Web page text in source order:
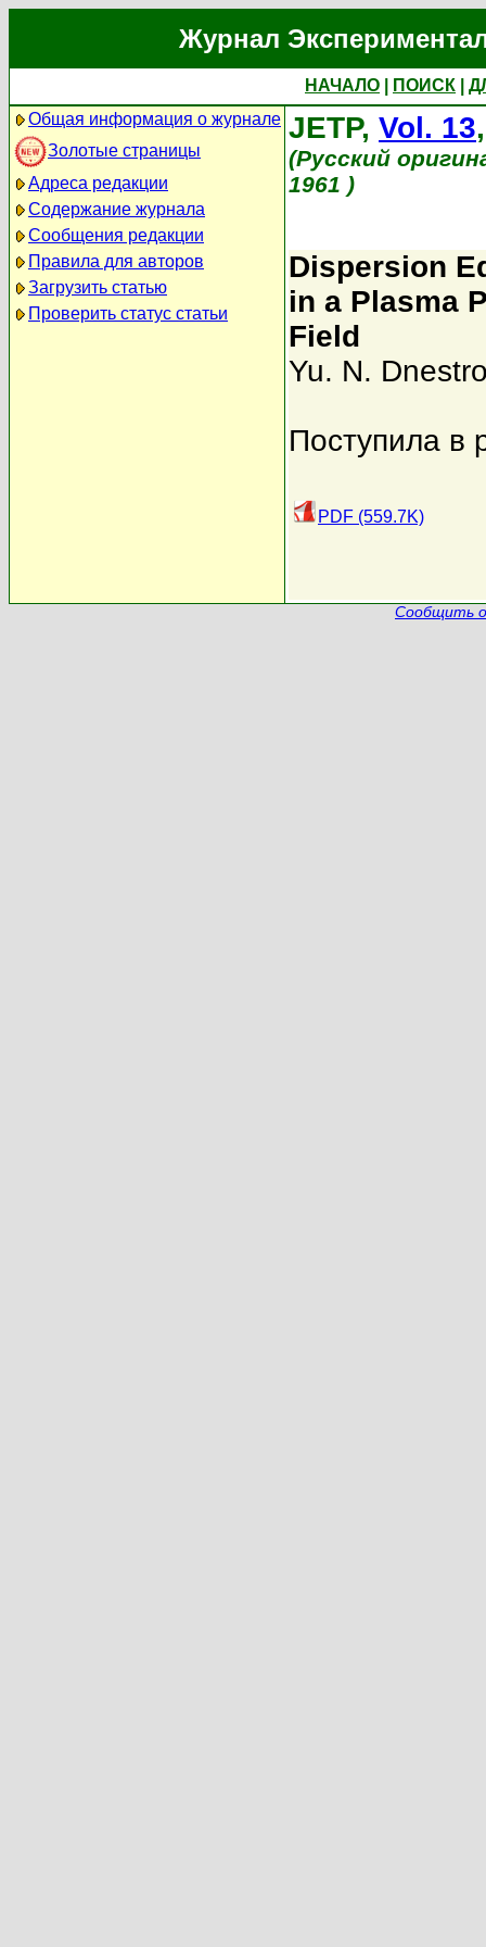
Журнал
НАЧАЛО ПОИСК
Общая информация о журнале
Золотые страницы
Адреса редакции
Содержание журнала
Сообщения редакции
Правила для авторов
Загрузить статью
Проверить статус статьи
JETP, Vol. 13
(Русский
1961 )
Dispersion
in a Plasma
Field
Yu. N.
Поступила в
PDF (559.7K)
Сообщить о